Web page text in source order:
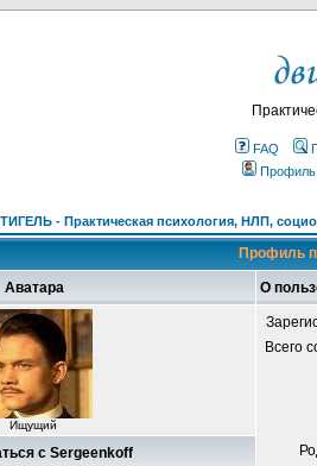
FAQ
Профиль
- Практическая психология, НЛП,
Профиль
Аватара О
Ищущий
Всего
с Sergeenkoff